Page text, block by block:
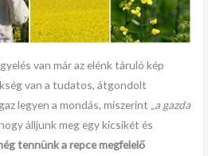
van már az elénk táruló kép
van a tudatos, átgondolt
legyen a mondás, miszerint „a gazda
álljunk meg egy kicsikét és
tennünk a repce megfelelő